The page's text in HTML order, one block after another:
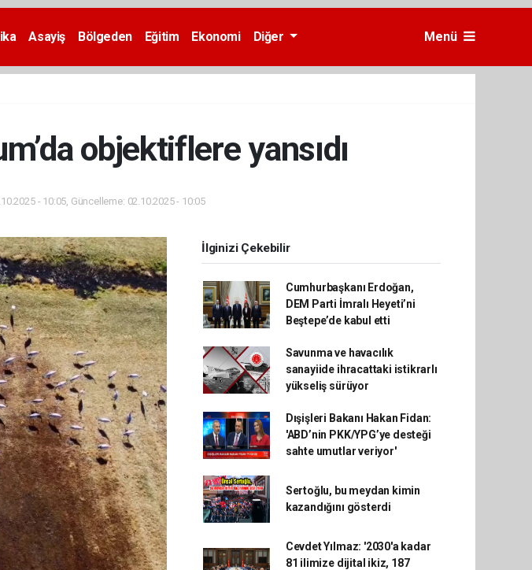
Asayiş Bölgeden Eğitim Ekonomi Diğer Menü
objektiflere yansıdı
- 10:05, Güncelleme: 02.10.2025 - 10:05
İlginizi Çekebilir
Cumhurbaşkanı Erdoğan,
DEM Parti İmralı Heyeti’ni
Beştepe’de kabul etti
Savunma ve havacılık
sanayiide ihracattaki istikrarlı
yükseliş sürüyor
Dışişleri Bakanı Hakan Fidan:
'ABD’nin PKK/YPG’ye desteği
sahte umutlar veriyor'
Sertoğlu, bu meydan kimin
kazandığını gösterdi
Cevdet Yılmaz: '2030'a kadar
81 ilimize dijital ikiz, 187